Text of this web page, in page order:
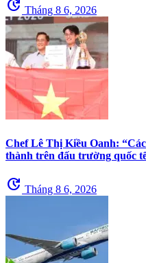
update Tháng 8 6, 2026
Chef Lê Thị Kiều Oanh:
thành trên đấu trường quốc
update Tháng 8 6, 2026